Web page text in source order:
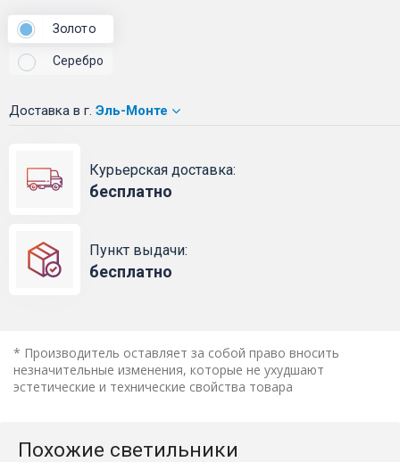
Золото
Серебро
Доставка в г. Эль-Монте
Курьерская доставка:
бесплатно
Пункт выдачи:
бесплатно
* Производитель оставляет за собой право вносить
незначительные изменения, которые не ухудшают
эстетические и технические свойства товара
Похожие светильники